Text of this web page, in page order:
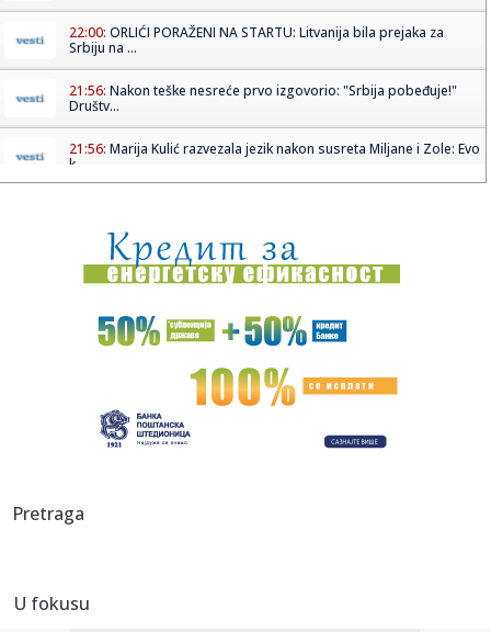
22:00: ORLIĆI PORAŽENI NA STARTU: Litvanija bila prejaka za
Srbiju na ...
21:56: Nakon teške nesreće prvo izgovorio: "Srbija pobeđuje!"
Društv...
21:56: Marija Kulić razvezala jezik nakon susreta Miljane i Zole: Evo
k...
21:53:Šok u SAD-u: Izgubili 23.000 radnih mesta
21:53:Štand "Studenti pobeđuju" na Novosadskom noćnom
bazaru, pored ...
Jokić čeka Vembanjamu, znaju se i cene karata za
21:42:Ana Nikolić na korak od suda sa Slobinom ženom? Njegov
21:36:
Pretraga
U fokusu